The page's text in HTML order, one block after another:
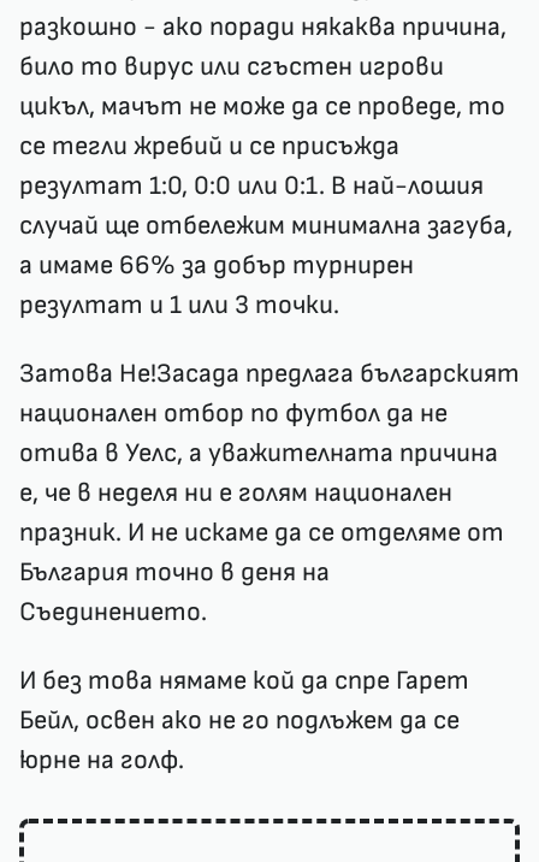
разкошно - ако поради някаква причина,
било то вирус или сгъстен игрови
цикъл, мачът не може да се проведе, то
се тегли жребий и се присъжда
резултат 1:0, 0:0 или 0:1. В най-лошия
случай ще отбележим минимална загуба,
а имаме 66% за добър турнирен
резултат и 1 или 3 точки.
Затова Не!Засада предлага българският
национален отбор по футбол да не
отива в Уелс, а уважителната причина
е, че в неделя ни е голям национален
празник. И не искаме да се отделяме от
България точно в деня на
Съединението.
И без това нямаме кой да спре Гарет
Бейл, освен ако не го подлъжем да се
юрне на голф.